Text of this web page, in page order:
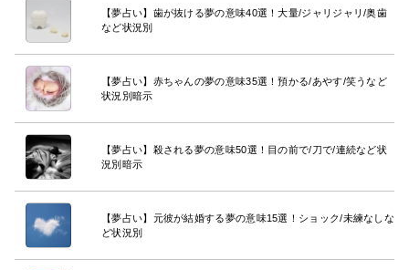
【夢占い】歯が抜ける夢の意味40選！大量/ジャリジャリ/奥歯
など状況別
【夢占い】赤ちゃんの夢の意味35選！預かる/あやす/笑うなど
状況別暗示
【夢占い】殺される夢の意味50選！目の前で/刀で/連続など状
況別暗示
【夢占い】元彼が結婚する夢の意味15選！ショック/未練なしな
ど状況別